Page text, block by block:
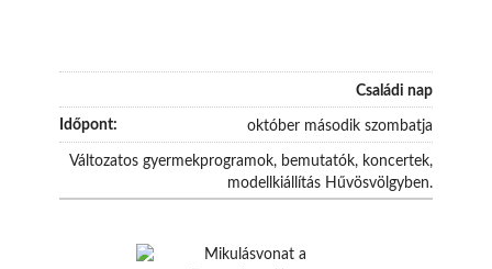
Családi nap
október második szombatja
Változatos gyermekprogramok, bemutatók, koncertek,
modellkiállítás Hűvösvölgyben.